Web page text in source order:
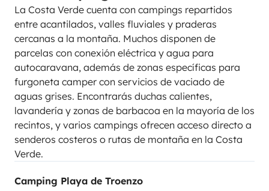
La Costa Verde cuenta con campings repartidos
entre acantilados, valles fluviales y praderas
cercanas a la montaña. Muchos disponen de
parcelas con conexión eléctrica y agua para
autocaravana, además de zonas específicas para
furgoneta camper con servicios de vaciado de
aguas grises. Encontrarás duchas calientes,
lavandería y zonas de barbacoa en la mayoría de los
recintos, y varios campings ofrecen acceso directo a
senderos costeros o rutas de montaña en la Costa
Verde.
Camping Playa de Troenzo